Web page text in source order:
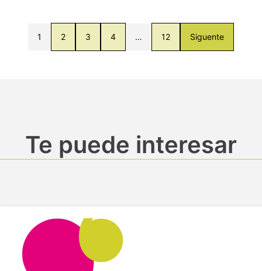
1 2 3 4 … 12 Siguente
Te puede interesar